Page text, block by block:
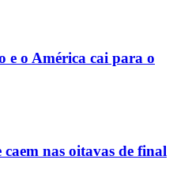
e o América cai para o
nas oitavas de final